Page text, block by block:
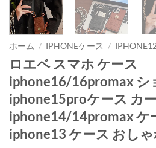
ホーム / IPHONEケース /
ロエベ スマホ ケース
iphone16/16promax シ
iphone15proケース カ
iphone14/14promax ケ
iphone13 ケース おしゃ